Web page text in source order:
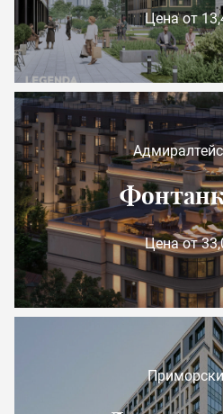
Цена от
Цена от